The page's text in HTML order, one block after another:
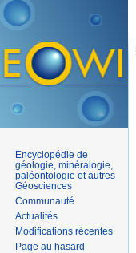
Encyclopédie de
géologie, minéralogie,
paléontologie et autres
Géosciences
Communauté
Actualités
Modifications récentes
Page au hasard